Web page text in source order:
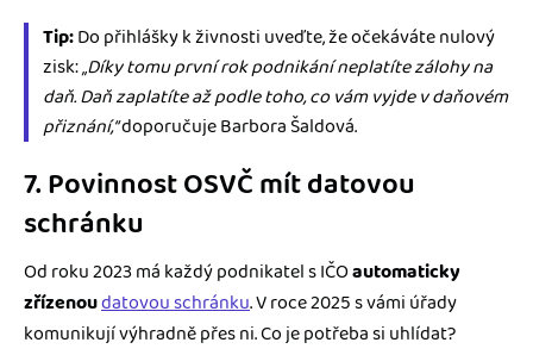
Tip:Do přihlášky k živnosti uveďte, že očekáváte nulový
zisk:„Díky tomu první rok podnikání neplatíte zálohy na
daň. Daň zaplatíte až podle toho, co vám vyjde v daňovém
přiznání,“doporučuje Barbora Šaldová.
7. Povinnost OSVČ mít datovou
schránku
Od roku 2023 má každý podnikatel s IČOautomaticky
zřízenoudatovou schránku. V roce 2025 s vámi úřady
komunikují výhradně přes ni. Co je potřeba si uhlídat?